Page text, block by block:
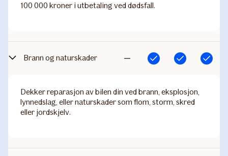
100 000 kroner i utbetaling ved dødsfall.
Brann og naturskader Inkludert Inkludert Inkludert
Dekker reparasjon av bilen din ved brann, eksplosjon,
lynnedslag, eller naturskader som flom, storm, skred
eller jordskjelv.